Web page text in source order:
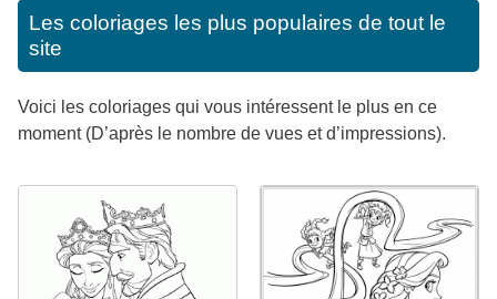
Les coloriages les plus populaires de tout le
site
Voici les coloriages qui vous intéressent le plus en ce
moment (D’après le nombre de vues et d’impressions).